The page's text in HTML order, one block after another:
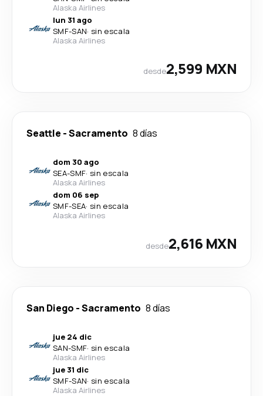
Alaska Airlines
lun 31 ago
SMF-SAN· sin escala
Alaska Airlines
desde2,599 MXN
Seattle -Sacramento 8 días
dom 30 ago
SEA-SMF· sin escala
Alaska Airlines
dom 06 sep
SMF-SEA· sin escala
Alaska Airlines
desde2,616 MXN
San Diego -Sacramento 8 días
jue 24 dic
SAN-SMF· sin escala
Alaska Airlines
jue 31 dic
SMF-SAN· sin escala
Alaska Airlines